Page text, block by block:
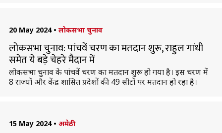
20 May 2024 • लोकसभा चुनाव
लोकसभा चुनाव: पांचवें चरण का मतदान शुरू, राहुल गांधी
समेत ये बड़े चेहरे मैदान में
लोकसभा चुनाव के पांचवें चरण का मतदान शुरू हो गया है। इस चरण में
8 राज्यों और केंद्र शासित प्रदेशों की 49 सीटों पर मतदान हो रहा है।
15 May 2024 • अमेठी